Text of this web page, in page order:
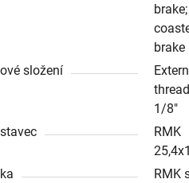
brake
složení
1/8″
RMK
RMK